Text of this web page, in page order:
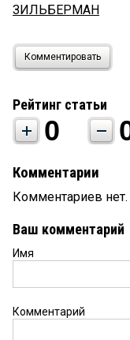
ЗИЛЬБЕРМАН
Комментировать
Рейтинг статьи
0
Комментарии
Комментариев нет.
Ваш комментарий
Имя
Комментарий